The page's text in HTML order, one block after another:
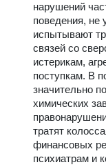
нарушений
поведения,
испытывают
связей со
истерикам,
поступкам. В
значительно
химических
тратят
финансовых
психиатрам и